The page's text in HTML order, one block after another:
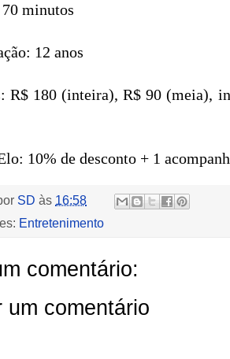
minutos
12 anos
R$ 180 (inteira), R$ 90 (meia),
10% de desconto + 1
SD às 16:58
Entretenimento
comentário:
um comentário